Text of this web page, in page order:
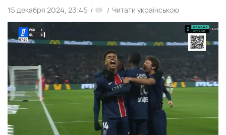
15 декабря 2024, 23:45 / / Читати українською